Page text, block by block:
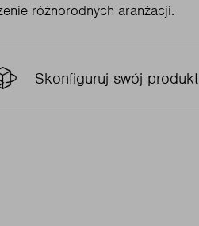
różnorodnych aranżacji.
Skonfiguruj swój produkt